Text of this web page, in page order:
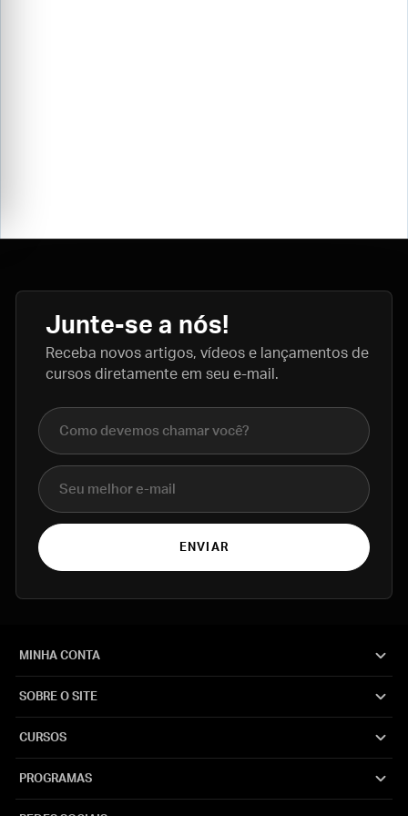
Junte-se a nós!
Receba novos artigos, vídeos e lançamentos de
cursos diretamente em seu e-mail.
Nome completo
E-mail
ENVIAR
MINHA CONTA
SOBRE O SITE
CURSOS
PROGRAMAS